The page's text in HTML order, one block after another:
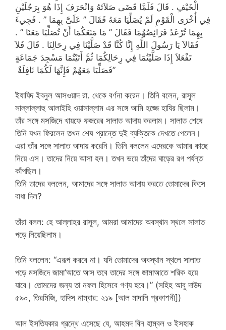
الْخَيْفِ ‏.‏ قَالَ فَلَمَّا قَضَى صَلاَتَهُ وَانْحَرَفَ إِذَا هُوَ بِرَجُلَيْنِ
فِي أُخْرَى الْقَوْمِ لَمْ يُصَلِّيَا مَعَهُ فَقَالَ ‏”‏ عَلَىَّ بِهِمَا ‏”‏ ‏.‏ فَجِيءَ
بِهِمَا تُرْعَدُ فَرَائِصُهُمَا فَقَالَ ‏”‏ مَا مَنَعَكُمَا أَنْ تُصَلِّيَا مَعَنَا ‏”‏ ‏.‏
فَقَالاَ يَا رَسُولَ اللَّهِ إِنَّا كُنَّا قَدْ صَلَّيْنَا فِي رِحَالِنَا ‏.‏ قَالَ فَلاَ
تَفْعَلاَ إِذَا صَلَّيْتُمَا فِي رِحَالِكُمَا ثُمَّ أَتَيْتُمَا مَسْجِدَ جَمَاعَةٍ
فَصَلِّيَا مَعَهُمْ فَإِنَّهَا لَكُمَا نَافِلَةٌ ‏”
ইযাযিদ ইবনুল আসওয়াদ রা. থেকে বর্ণনা করেন। তিনি বলেন, রাসূল
সাল্লাল্লাহু আলাইহি ওয়াসাল্লাম এর সঙ্গে আমি হজ্জে হাযির ছিলাম।
তাঁর সঙ্গে মসজিদে খায়ফে ফজরের সালাত আদায় করলাম। সালাত শেষে
তিনি যখন ফিরলেন তখন শেষ প্রান্তে দুই ব্যক্তিকে দেখতে পেলেন।
এরা তাঁর সঙ্গে সালাত আদায় করেনি। তিনি বললেন এদেরকে আমার কাছে
নিয়ে এস। তাদের নিয়ে আসা হল। তখন ভয়ে তাঁদের ঘাড়ের রগ পর্যন্ত
কাঁপছিল।
তিনি তাদের বললেন, আমাদের সঙ্গে সালাত আদায় করতে তোমাদের কিসে
বাধা দিল?
তাঁরা বলল: হে আল্লাহর রাসূল, আমরা আমাদের অবস্থান স্থলে সালাত
পড়ে নিয়েছিলাম।
তিনি বললেন: “এরূপ করবে না। যদি তোমাদের অবস্থান স্থলে সালাত
পড়ে মসজিদে জামা’আতে আস তবে তাদের সঙ্গে জামাআতে শরিক হয়ে
যাবে। তোমদের জন্য তা নফল হিসেবে গণ্য হবে।” (সহিহ আবু দাউদ
৫৯০, তিরমিজি, হাদিস নাম্বার: ২১৯ [আল মাদানি প্রকাশনী])
আল ইসতিযকার গ্রন্থে এসেছে যে, আহমদ বিন হাম্বল ও ইসহাক